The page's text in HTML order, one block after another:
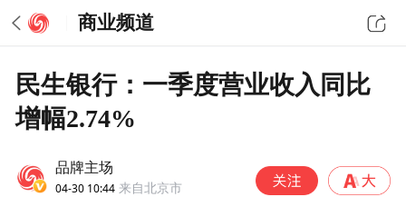
商业频道
民生银行：一季度营业收入同比
增幅2.74%
品牌主场
04-30 10:44 来自北京市